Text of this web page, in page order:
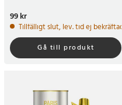
Pris:
99 kr
Tillfälligt slut, lev. tid ej bekräftad.
Gå till produkt